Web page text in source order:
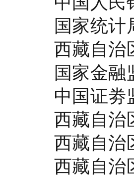
国家统计
西藏自治
国家金融
中国证劵
西藏自治
西藏自治
西藏自治